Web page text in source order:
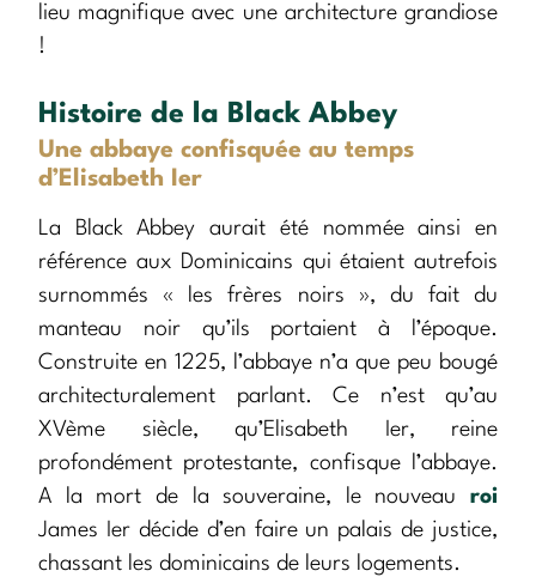
lieu magnifique avec une architecture grandiose
!
Histoire de la Black Abbey
Une abbaye confisquée au temps
d’Elisabeth Ier
La Black Abbey aurait été nommée ainsi en
référence aux Dominicains qui étaient autrefois
surnommés « les frères noirs », du fait du
manteau noir qu’ils portaient à l’époque.
Construite en 1225, l’abbaye n’a que peu bougé
architecturalement parlant. Ce n’est qu’au
XVème siècle, qu’Elisabeth Ier, reine
profondément protestante, confisque l’abbaye.
A la mort de la souveraine, le nouveau roi
James Ier décide d’en faire un palais de justice,
chassant les dominicains de leurs logements.